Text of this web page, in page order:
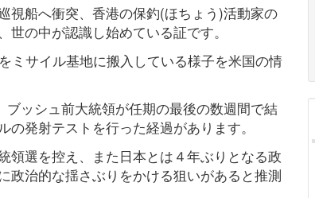
視船へ衝突、香港の保釣(ほちょう)活動家の
の中が認識し始めている証です。
ミサイル基地に搬入している様子を米国の情
ッシュ前大統領が任期の最後の数週間で結
発射テストを行った経過があります。
領選を控え、また日本とは４年ぶりとなる政
政治的な揺さぶりをかける狙いがあると推測